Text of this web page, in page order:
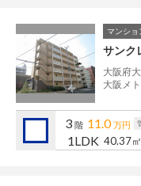
マンショ
サンク
大阪府
大阪メ
3 階 11.0万円
1LDK 40.37㎡